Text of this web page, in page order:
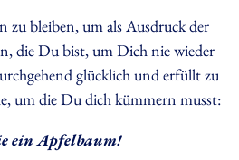
bleiben, um als Ausdruck der
die Du bist, um Dich nie wieder
glücklich und erfüllt zu
um die Du dich kümmern musst:
ein Apfelbaum!